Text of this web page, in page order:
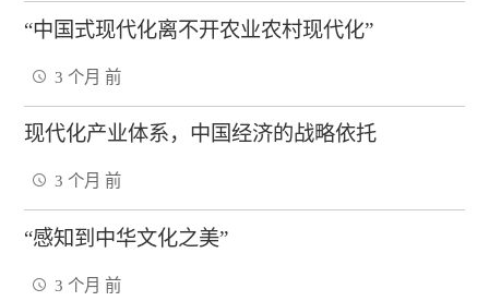
“中国式现代化离不开农业农村现代化”
3 个月 前
现代化产业体系，中国经济的战略依托
3 个月 前
“感知到中华文化之美”
3 个月 前